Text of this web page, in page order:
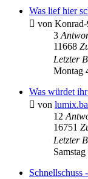
Was lief hier
von
3
11668
Letzter
Montag
Was würdet ihr
von
12
16751
Letzter
Schnellschuss